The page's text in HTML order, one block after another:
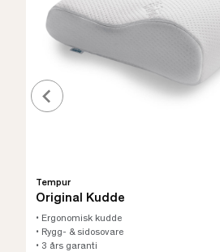
Tempur
Original Kudde
• Ergonomisk kudde
• Rygg- & sidosovare
• 3 års garanti